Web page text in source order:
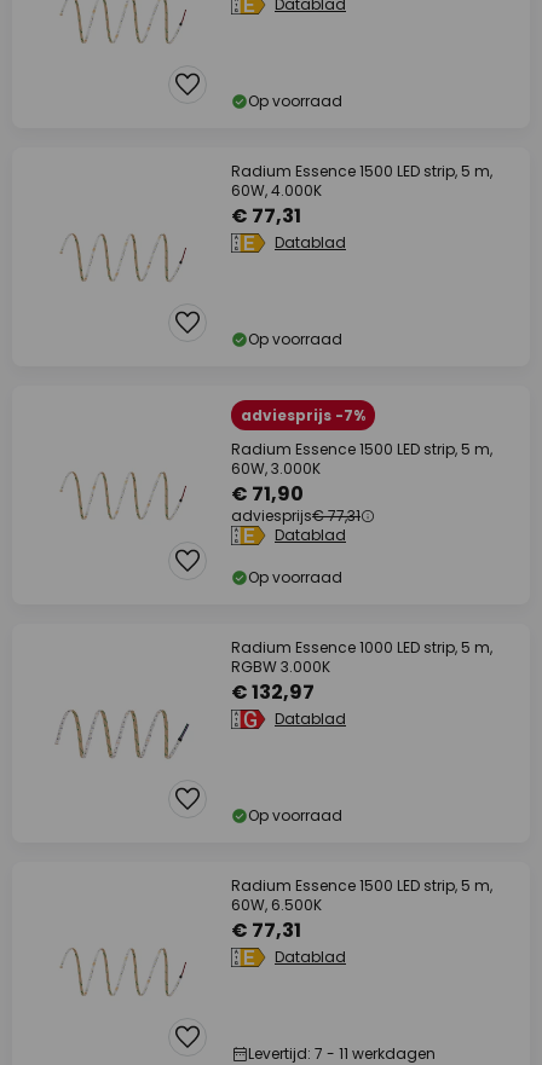
Datablad
Op voorraad
Radium Essence 1500 LED strip, 5 m,
60W, 4.000K
€ 77,31
Datablad
Op voorraad
adviesprijs -7%
Radium Essence 1500 LED strip, 5 m,
60W, 3.000K
€ 71,90
adviesprijs€ 77,31
Datablad
Op voorraad
Radium Essence 1000 LED strip, 5 m,
RGBW 3.000K
€ 132,97
Datablad
Op voorraad
Radium Essence 1500 LED strip, 5 m,
60W, 6.500K
€ 77,31
Datablad
Levertijd: 7 - 11 werkdagen